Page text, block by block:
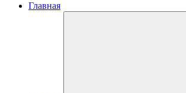
Главная